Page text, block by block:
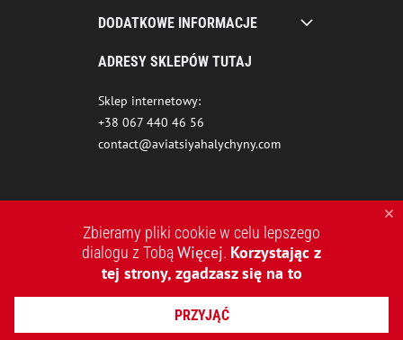
DODATKOWE INFORMACJE
ADRESY SKLEPÓW TUTAJ
Sklep internetowy:
+38 067 440 46 56
contact@aviatsiyahalychyny.com
2015-2026 © AVIATSIYA HALYCHYNY – UKRAIŃSKA MARKA
ODZIEŻOWA
Zbieramy pliki cookie w celu lepszego
dialogu z TobąWięcej. Korzystając z
tej strony, zgadzasz się na to
PRZYJĄĆ